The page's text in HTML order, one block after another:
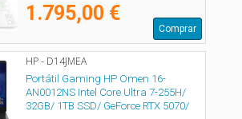
1.795,00 €
Comprar
HP - D14JMEA
Portátil Gaming HP Omen 16-
AN0012NS Intel Core Ultra 7-255H/
32GB/ 1TB SSD/ GeForce RTX 5070/